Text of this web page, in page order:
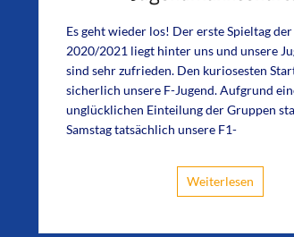
Es geht wieder los! Der erste Spieltag der
2020/2021 liegt hinter uns und unsere
sind sehr zufrieden. Den kuriosesten
sicherlich unsere F-Jugend. Aufgrund
unglücklichen Einteilung der Gruppen
Samstag tatsächlich unsere F1-
Weiterlesen